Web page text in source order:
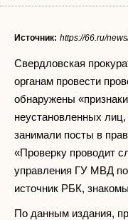
Источник: https://66.ru/
Свердловская
органам провести
обнаружены
неустановленных лиц,
занимали посты в
«Проверку проводит
управления ГУ МВД
источник РБК,
По данным издания,